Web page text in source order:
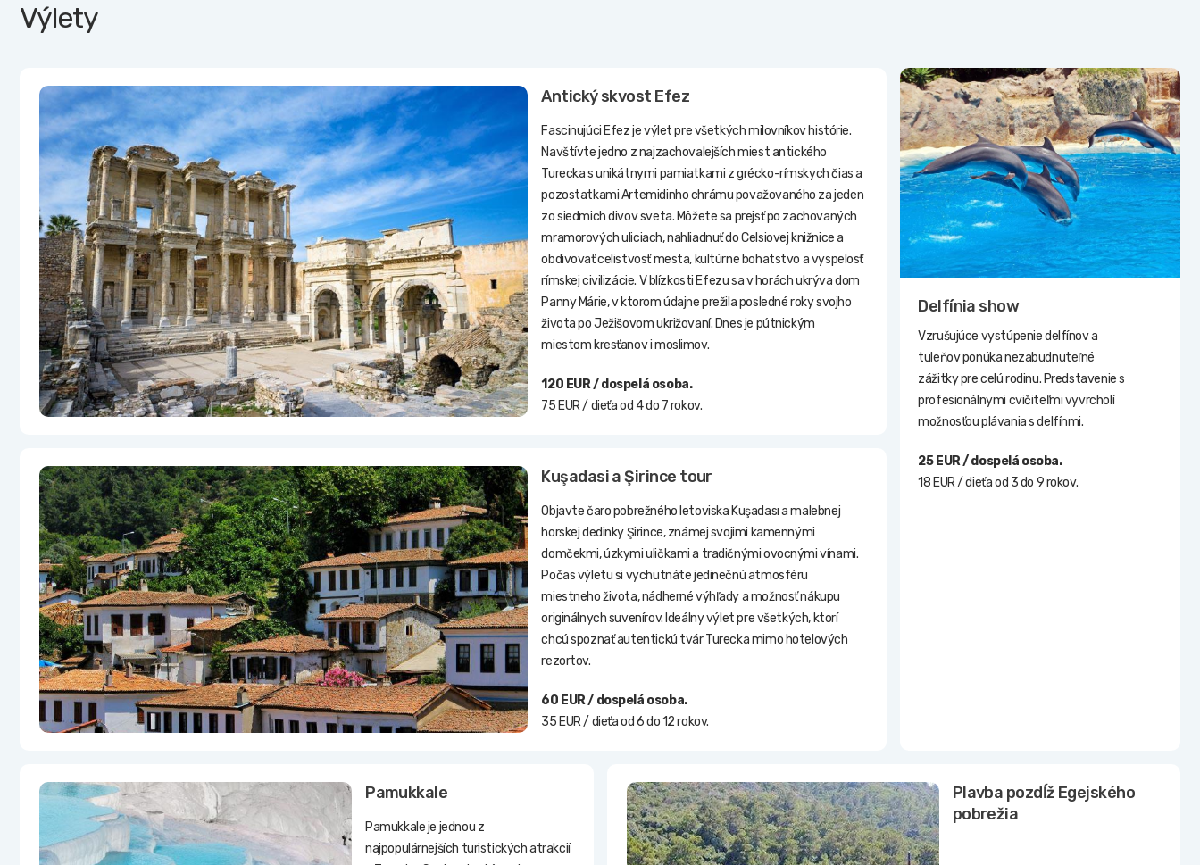
Výlety
Antický skvost Efez
Fascinujúci Efez je výlet pre všetkých milovníkov histórie.
Navštívte jedno z najzachovalejších miest antického
Turecka s unikátnymi pamiatkami z grécko-rímskych čias a
pozostatkami Artemidinho chrámu považovaného za jeden
zo siedmich divov sveta. Môžete sa prejsť po zachovaných
mramorových uliciach, nahliadnuť do Celsiovej knižnice a
obdivovať celistvosť mesta, kultúrne bohatstvo a vyspelosť
rímskej civilizácie. V blízkosti Efezu sa v horách ukrýva dom
Panny Márie, v ktorom údajne prežila posledné roky svojho
života po Ježišovom ukrižovaní. Dnes je pútnickým
miestom kresťanov i moslimov.
120 EUR / dospelá osoba.
75 EUR / dieťa od 4 do 7 rokov.
Delfínia show
Vzrušujúce vystúpenie delfínov a
tuleňov ponúka nezabudnuteľné
zážitky pre celú rodinu. Predstavenie s
profesionálnymi cvičiteľmi vyvrcholí
možnosťou plávania s delfínmi.
25 EUR / dospelá osoba.
18 EUR / dieťa od 3 do 9 rokov.
Kuşadasi a Şirince tour
Objavte čaro pobrežného letoviska Kuşadası a malebnej
horskej dedinky Şirince, známej svojimi kamennými
domčekmi, úzkymi uličkami a tradičnými ovocnými vínami.
Počas výletu si vychutnáte jedinečnú atmosféru
miestneho života, nádherné výhľady a možnosť nákupu
originálnych suvenírov. Ideálny výlet pre všetkých, ktorí
chcú spoznať autentickú tvár Turecka mimo hotelových
rezortov.
60 EUR / dospelá osoba.
35 EUR / dieťa od 6 do 12 rokov.
Pamukkale
Pamukkale je jednou z
najpopulárnejších turistických atrakcií
Plavba pozdĺž Egejského
pobrežia